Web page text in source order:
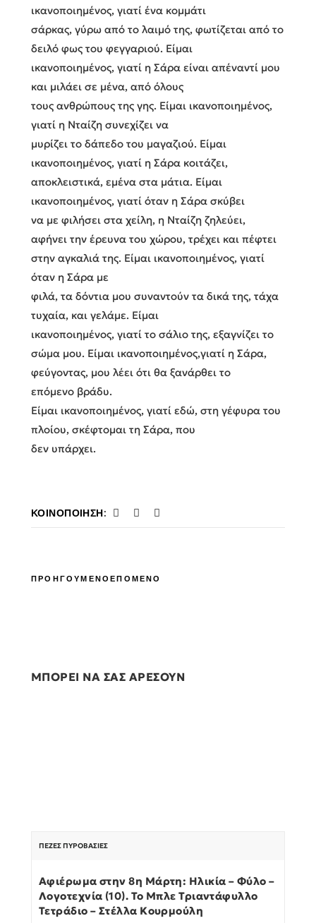
ικανοποιημένος, γιατί ένα κομμάτι
σάρκας, γύρω από το λαιμό της, φωτίζεται από το
δειλό φως του φεγγαριού. Είμαι
ικανοποιημένος, γιατί η Σάρα είναι απέναντί μου
και μιλάει σε μένα, από όλους
τους ανθρώπους της γης. Είμαι ικανοποιημένος,
γιατί η Νταίζη συνεχίζει να
μυρίζει το δάπεδο του μαγαζιού. Είμαι
ικανοποιημένος, γιατί η Σάρα κοιτάζει,
αποκλειστικά, εμένα στα μάτια. Είμαι
ικανοποιημένος, γιατί όταν η Σάρα σκύβει
να με φιλήσει στα χείλη, η Νταίζη ζηλεύει,
αφήνει την έρευνα του χώρου, τρέχει και πέφτει
στην αγκαλιά της. Είμαι ικανοποιημένος, γιατί
όταν η Σάρα με
φιλά, τα δόντια μου συναντούν τα δικά της, τάχα
τυχαία, και γελάμε. Είμαι
ικανοποιημένος, γιατί το σάλιο της, εξαγνίζει το
σώμα μου. Είμαι ικανοποιημένος,γιατί η Σάρα,
φεύγοντας, μου λέει ότι θα ξανάρθει το
επόμενο βράδυ.
Είμαι ικανοποιημένος, γιατί εδώ, στη γέφυρα του
πλοίου, σκέφτομαι τη Σάρα, που
δεν υπάρχει.
ΚΟΙΝΟΠΟΊΗΣΗ:
ΠΡΟΗΓΟΥΜΕΝΟΕΠΟΜΕΝΟ
ΜΠΟΡΕΙ ΝΑ ΣΑΣ ΑΡΕΣΟΥΝ
ΠΕΖΈΣ ΠΥΡΟΒΑΣΊΕΣ
Αφιέρωμα στην 8η Μάρτη: Ηλικία – Φύλο –
Λογοτεχνία (10). Το Μπλε Τριαντάφυλλο
Τετράδιο – Στέλλα Κουρμούλη